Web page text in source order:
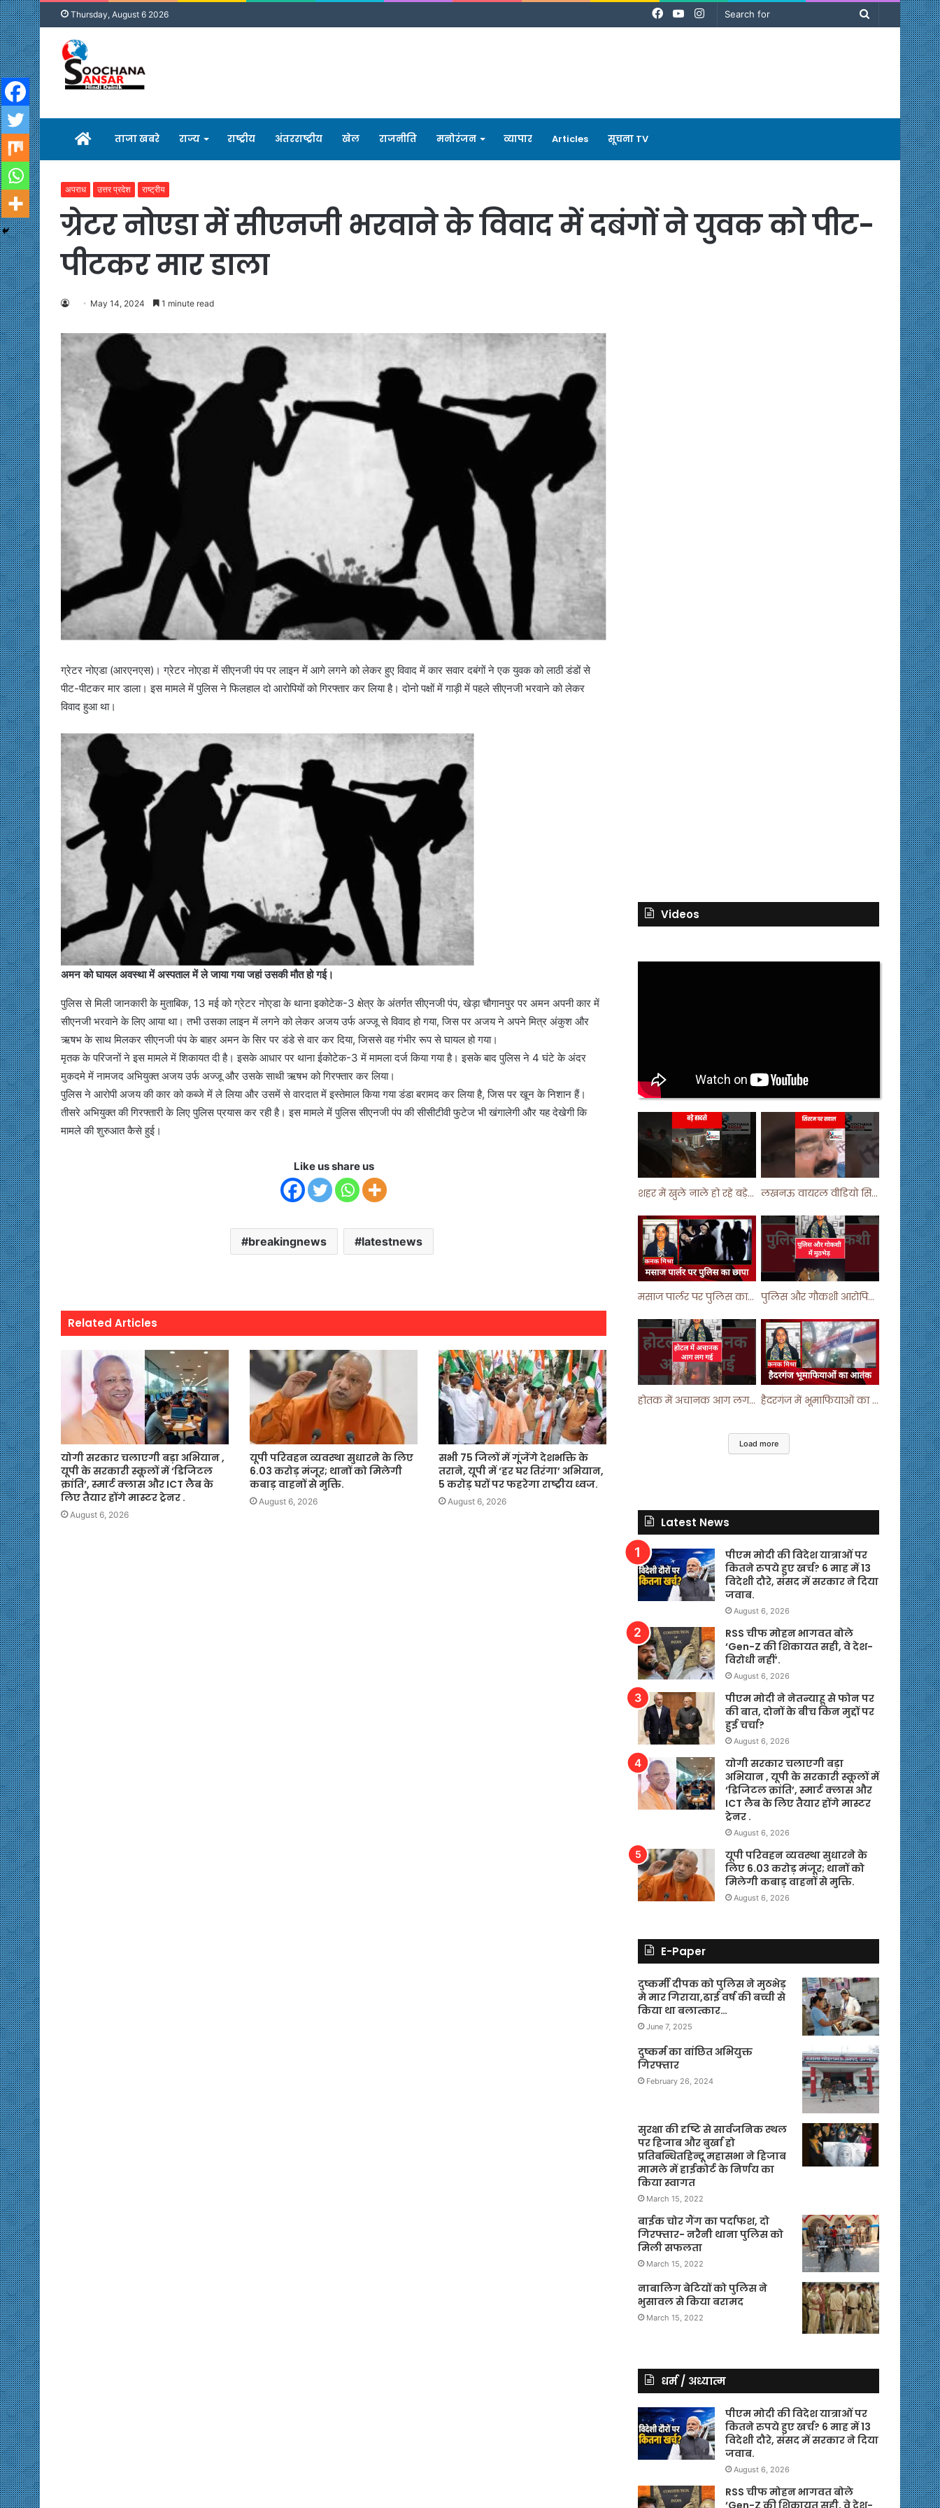
Thursday, August 6 2026
Search
Instagram
YouTube
Facebook
होम ताजा खबरे राज्य राष्ट्रीय अंतरराष्ट्रीय खेल राजनीति मनोरंजन व्यापार Articles सूचना TV
अपराध उत्तर प्रदेश राष्ट्रीय
ग्रेटर नोएडा में सीएनजी भरवाने के विवाद में दबंगों ने युवक को पीट-
पीटकर मार डाला
May 14, 2024 1 minute read
ग्रेटर नोएडा (आरएनएस)। ग्रेटर नोएडा में सीएनजी पंप पर लाइन में आगे लगने को लेकर हुए विवाद में कार सवार दबंगों ने एक युवक को लाठी डंडों से
पीट-पीटकर मार डाला। इस मामले में पुलिस ने फिलहाल दो आरोपियों को गिरफ्तार कर लिया है। दोनो पक्षों में गाड़ी में पहले सीएनजी भरवाने को लेकर
विवाद हुआ था।
अमन को घायल अवस्था में अस्पताल में ले जाया गया जहां उसकी मौत हो गई।
पुलिस से मिली जानकारी के मुताबिक, 13 मई को ग्रेटर नोएडा के थाना इकोटेक-3 क्षेत्र के अंतर्गत सीएनजी पंप, खेड़ा चौगानपुर पर अमन अपनी कार में
सीएनजी भरवाने के लिए आया था। तभी उसका लाइन में लगने को लेकर अजय उर्फ अज्जू से विवाद हो गया, जिस पर अजय ने अपने मित्र अंकुश और
ऋषभ के साथ मिलकर सीएनजी पंप के बाहर अमन के सिर पर डंडे से वार कर दिया, जिससे वह गंभीर रूप से घायल हो गया।
मृतक के परिजनों ने इस मामले में शिकायत दी है। इसके आधार पर थाना ईकोटेक-3 में मामला दर्ज किया गया है। इसके बाद पुलिस ने 4 घंटे के अंदर
मुकदमे में नामजद अभियुक्त अजय उर्फ अज्जू और उसके साथी ऋषभ को गिरफ्तार कर लिया।
पुलिस ने आरोपी अजय की कार को कब्जे में ले लिया और उसमें से वारदात में इस्तेमाल किया गया डंडा बरामद कर लिया है, जिस पर खून के निशान हैं।
तीसरे अभियुक्त की गिरफ्तारी के लिए पुलिस प्रयास कर रही है। इस मामले में पुलिस सीएनजी पंप की सीसीटीवी फुटेज भी खंगालेगी और यह देखेगी कि
मामले की शुरुआत कैसे हुई।
Like us share us
breakingnews latestnews
Related Articles
योगी सरकार चलाएगी बड़ा अभियान ,
यूपी के सरकारी स्कूलों में ‘डिजिटल
क्रांति’, स्मार्ट क्लास और ICT लैब के
लिए तैयार होंगे मास्टर ट्रेनर .
August 6, 2026
यूपी परिवहन व्यवस्था सुधारने के लिए
6.03 करोड़ मंजूर; थानों को मिलेगी
कबाड़ वाहनों से मुक्ति.
August 6, 2026
सभी 75 जिलों में गूंजेंगे देशभक्ति के
तराने, यूपी में ‘हर घर तिरंगा’ अभियान,
5 करोड़ घरों पर फहरेगा राष्ट्रीय ध्वज.
August 6, 2026
Videos
शहर में खुले नाले हो रहे बड़े हादसे ! #shortsvideo #shorts लखनऊ वायरल वीडियो सिस्टम पर सवाल ! #shorts #shortvideo
मसाज पार्लर पर पुलिस का छापा ! #viralvideo #trending #parlour पुलिस और गौकशी आरोपियों में मुठभेड़ ! #shortvideo #shorts #shortsfeed
होतक में अचानक आग लगने से मचा हड़कंप ! #shortsfeed #shorts #viralshorts हैदरगंज में भूमाफियाओं का आतंक ! #upnews #viral #viralvideo
Load more
Latest News
पीएम मोदी की विदेश यात्राओं पर
कितने रुपये हुए खर्च? 6 माह में 13
विदेशी दौरे, संसद में सरकार ने दिया
जवाब.
August 6, 2026
RSS चीफ मोहन भागवत बोले
‘Gen-Z की शिकायत सही, वे देश-
विरोधी नहीं’.
August 6, 2026
पीएम मोदी ने नेतन्याहू से फोन पर
की बात, दोनों के बीच किन मुद्दों पर
हुई चर्चा?
August 6, 2026
योगी सरकार चलाएगी बड़ा
अभियान , यूपी के सरकारी स्कूलों में
‘डिजिटल क्रांति’, स्मार्ट क्लास और
ICT लैब के लिए तैयार होंगे मास्टर
ट्रेनर .
August 6, 2026
यूपी परिवहन व्यवस्था सुधारने के
लिए 6.03 करोड़ मंजूर; थानों को
मिलेगी कबाड़ वाहनों से मुक्ति.
August 6, 2026
E-Paper
दुष्कर्मी दीपक को पुलिस ने मुठभेड़
मे मार गिराया,ढाई वर्ष की बच्ची से
किया था बलात्कार…
June 7, 2025
दुष्कर्म का वांछित अभियुक्त
गिरफ्तार
February 26, 2024
सुरक्षा की दृष्टि से सार्वजनिक स्थल
पर हिजाब और बुर्खा हो
प्रतिबन्धितहिन्दू महासभा ने हिजाब
मामले में हाईकोर्ट के निर्णय का
किया स्वागत
March 15, 2022
बाईक चोर गैंग का पर्दाफश, दो
गिरफ्तार- नरैनी थाना पुलिस को
मिली सफलता
March 15, 2022
नाबालिग बेटियों को पुलिस ने
भुसावल से किया बरामद
March 15, 2022
धर्म / अध्यात्म
पीएम मोदी की विदेश यात्राओं पर
कितने रुपये हुए खर्च? 6 माह में 13
विदेशी दौरे, संसद में सरकार ने दिया
जवाब.
August 6, 2026
RSS चीफ मोहन भागवत बोले
‘Gen-Z की शिकायत सही, वे देश-